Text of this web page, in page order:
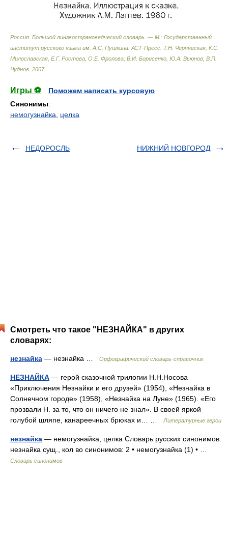
Россия. Большой лингвострановедческий словарь. — М.: Государственный
институт русского языка им. А.С. Пушкина. АСТ-Пресс Т.Н. Чернявская, К.С.
Милославская, Е.Г. Ростова, О.Е. Фролова, В.И. Борисенко, Ю.А. Вьюнов, В.П.
Чуднов 2007.
Игры ⚽
Поможем написать курсовую
Синонимы:
немогузнайка
целка
НЕДОРОСЛЬ НИЖНИЙ НОВГОРОД
Смотреть что такое "НЕЗНАЙКА" в других
словарях:
незнайка — незнайка … Орфографический словарь-справочник
НЕЗНАЙКА — герой сказочной трилогии Н.Н.Носова
«Приключения Незнайки и его друзей» (1954), «Незнайка в
Солнечном городе» (1958), «Незнайка на Луне» (1965). «Его
прозвали Н. за то, что он ничего не знал». В своей яркой
голубой шляпе, канареечных брюках и… …
Литературные герои
незнайка — немогузнайка, целка Словарь русских синонимов.
незнайка сущ., кол во синонимов: 2 • немогузнайка (1) • …
Словарь синонимов